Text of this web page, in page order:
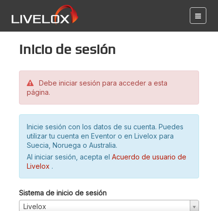
Inicio de sesión
Debe iniciar sesión para acceder a esta
página.
Inicie sesión con los datos de su cuenta. Puedes
utilizar tu cuenta en Eventor o en Livelox para
Suecia, Noruega o Australia.
Al iniciar sesión, acepta el Acuerdo de usuario de
Livelox .
Sistema de inicio de sesión
Livelox